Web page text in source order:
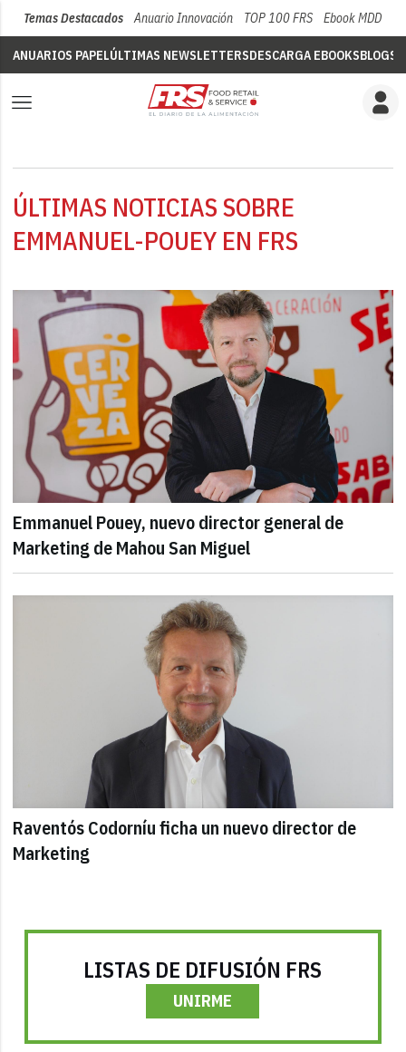
Temas Destacados Anuario Innovación TOP 100 FRS Ebook MDD
ANUARIOS PAPELÚLTIMAS NEWSLETTERSDESCARGA EBOOKSBLOGS
ÚLTIMAS NOTICIAS SOBRE
EMMANUEL-POUEY EN FRS
Emmanuel Pouey, nuevo director general de
Marketing de Mahou San Miguel
Raventós Codorníu ficha un nuevo director de
Marketing
LISTAS DE DIFUSIÓN FRS
UNIRME